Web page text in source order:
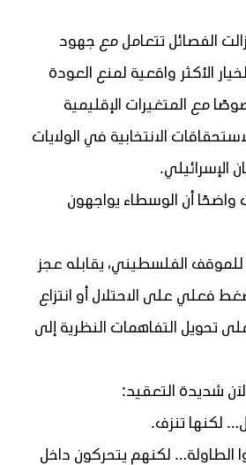
الفصائل تتعامل مع جهود
الأكثر واقعية لمنع العودة
مع المتغيرات الإقليمية
الانتخابية في الولايات
الإسرائيلي.
واضحًا أن الوسطاء يواجهون
الفلسطيني، يقابله عجز
فعلي على الاحتلال أو انتزاع
تحويل التفاهمات النظرية إلى
شديدة التعقيد:
لكنها تنزف.
الطاولة… لكنهم يتحركون داخل